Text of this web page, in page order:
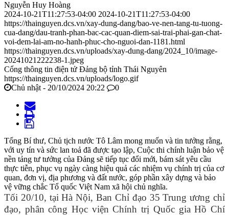
Nguyễn Huy Hoàng
2024-10-21T11:27:53-04:00 2024-10-21T11:27:53-04:00
https://thainguyen.dcs.vn/xay-dung-dang/bao-ve-nen-tang-tu-tuong-
cua-dang/dau-tranh-phan-bac-cac-quan-diem-sai-trai-phai-gan-chat-
voi-dem-lai-am-no-hanh-phuc-cho-nguoi-dan-1181.html
https://thainguyen.dcs.vn/uploads/xay-dung-dang/2024_10/image-
20241021222238-1.jpeg
Cổng thông tin điện tử Đảng bộ tỉnh Thái Nguyên
https://thainguyen.dcs.vn/uploads/logo.gif
Chủ nhật - 20/10/2024 20:22
0
Tổng Bí thư, Chủ tịch nước Tô Lâm mong muốn và tin tưởng rằng,
với uy tín và sức lan toả đã được tạo lập, Cuộc thi chính luận bảo vệ
nền tảng tư tưởng của Đảng sẽ tiếp tục đổi mới, bám sát yêu cầu
thực tiễn, phục vụ ngày càng hiệu quả các nhiệm vụ chính trị của cơ
quan, đơn vị, địa phương và đất nước, góp phần xây dựng và bảo
vệ vững chắc Tổ quốc Việt Nam xã hội chủ nghĩa.
Tối 20/10, tại Hà Nội, Ban Chỉ đạo 35 Trung ương chỉ
đạo, phân công Học viện Chính trị Quốc gia Hồ Chí